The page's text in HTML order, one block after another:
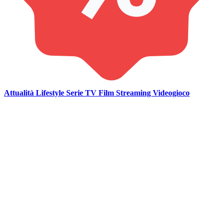
Attualità Lifestyle Serie TV Film Streaming Videogioco